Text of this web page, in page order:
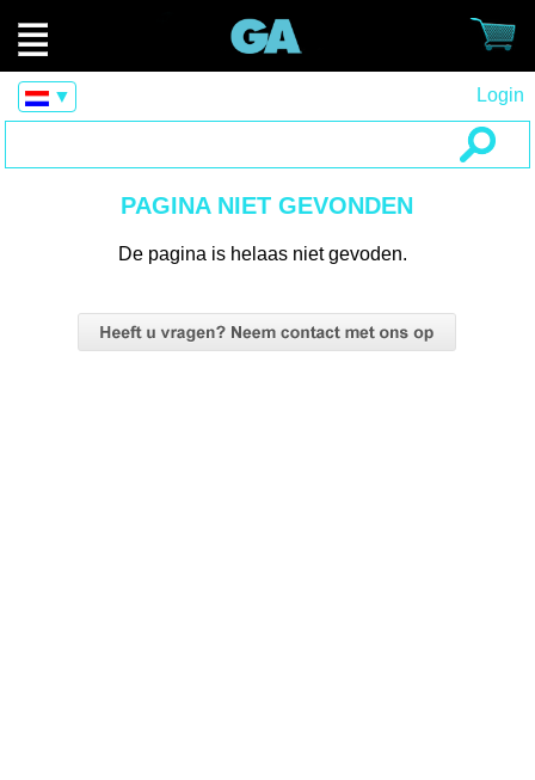
Login
▼
PAGINA NIET GEVONDEN
De pagina is helaas niet gevoden.